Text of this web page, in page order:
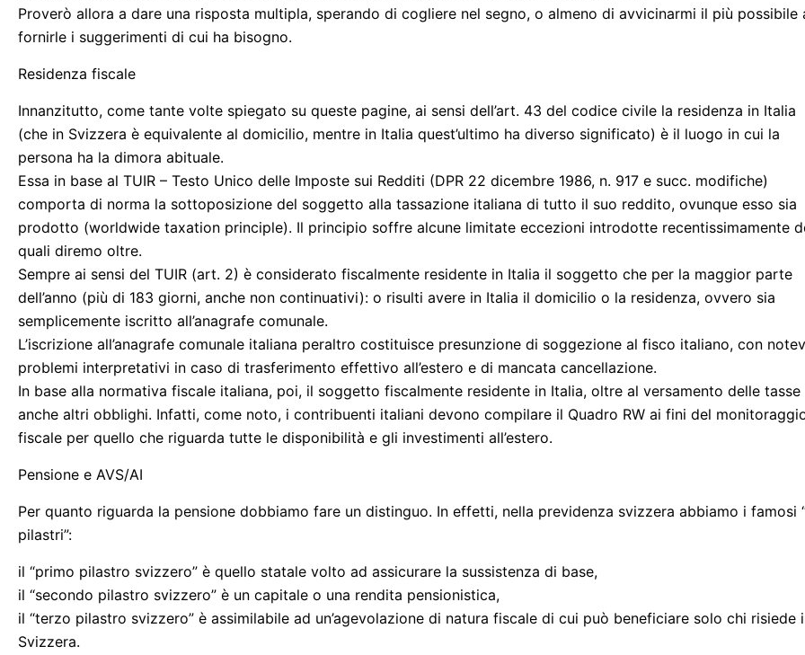
Proverò allora a dare una risposta multipla, sperando di cogliere nel segno, o almeno di avvicinarmi il più possibile
fornirle i suggerimenti di cui ha bisogno.
Residenza fiscale
Innanzitutto, come tante volte spiegato su queste pagine, ai sensi dell’art. 43 del codice civile la residenza in Italia
(che in Svizzera è equivalente al domicilio, mentre in Italia quest’ultimo ha diverso significato) è il luogo in cui la
persona ha la dimora abituale.
Essa in base al TUIR – Testo Unico delle Imposte sui Redditi (DPR 22 dicembre 1986, n. 917 e succ. modifiche)
comporta di norma la sottoposizione del soggetto alla tassazione italiana di tutto il suo reddito, ovunque esso sia
prodotto (worldwide taxation principle). Il principio soffre alcune limitate eccezioni introdotte recentissimamente
quali diremo oltre.
Sempre ai sensi del TUIR (art. 2) è considerato fiscalmente residente in Italia il soggetto che per la maggior parte
dell’anno (più di 183 giorni, anche non continuativi): o risulti avere in Italia il domicilio o la residenza, ovvero sia
semplicemente iscritto all’anagrafe comunale.
L’iscrizione all’anagrafe comunale italiana peraltro costituisce presunzione di soggezione al fisco italiano, con
problemi interpretativi in caso di trasferimento effettivo all’estero e di mancata cancellazione.
In base alla normativa fiscale italiana, poi, il soggetto fiscalmente residente in Italia, oltre al versamento delle tasse
anche altri obblighi. Infatti, come noto, i contribuenti italiani devono compilare il Quadro RW ai fini del
fiscale per quello che riguarda tutte le disponibilità e gli investimenti all’estero.
Pensione e AVS/AI
Per quanto riguarda la pensione dobbiamo fare un distinguo. In effetti, nella previdenza svizzera abbiamo i famosi
pilastri”:
il “primo pilastro svizzero” è quello statale volto ad assicurare la sussistenza di base,
il “secondo pilastro svizzero” è un capitale o una rendita pensionistica,
il “terzo pilastro svizzero” è assimilabile ad un’agevolazione di natura fiscale di cui può beneficiare solo chi risiede
Svizzera.